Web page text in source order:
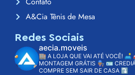
A&Cia Tênis de Mesa
Redes Sociais
aecia.moveis
🏬 A LOJA QUE VAI ATÉ VOCÊ! 🛋️
MONTAGEM GRÁTIS 👨🏽‍🔧 🪪
COMPRE SEM SAIR DE CASA ⤵️